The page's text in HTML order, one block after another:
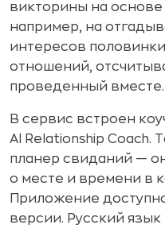
викторины на
например, на
интересов
отношений,
проведенный вместе.
В сервис встроен
AI Relationship Coach.
планер свиданий —
о месте и времени в
Приложение
версии. Русский